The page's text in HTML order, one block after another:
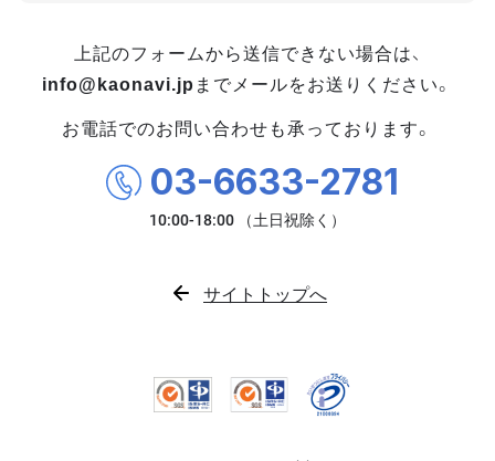
上記のフォームから送信できない場合は、
info@kaonavi.jp までメールをお送りください。
お電話でのお問い合わせも承っております。
03-6633-2781
サイトトップへ